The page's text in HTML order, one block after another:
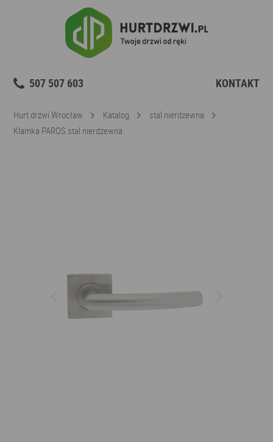
507 507 603 KONTAKT
Hurt drzwi Wrocław Katalog
stal nierdzewna
Klamka PAROS stal nierdzewna